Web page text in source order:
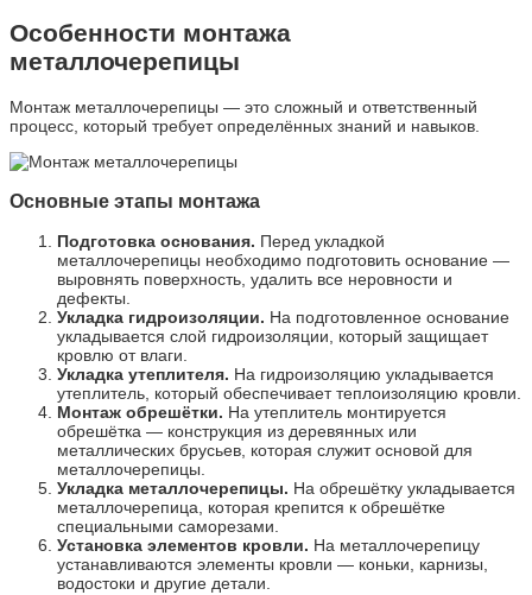
Особенности монтажа
металлочерепицы
Монтаж металлочерепицы — это сложный и ответственный
процесс, который требует определённых знаний и навыков.
Основные этапы монтажа
Подготовка основания. Перед укладкой
металлочерепицы необходимо подготовить основание —
выровнять поверхность, удалить все неровности и
дефекты.
Укладка гидроизоляции. На подготовленное основание
укладывается слой гидроизоляции, который защищает
кровлю от влаги.
Укладка утеплителя. На гидроизоляцию укладывается
утеплитель, который обеспечивает теплоизоляцию кровли.
Монтаж обрешётки. На утеплитель монтируется
обрешётка — конструкция из деревянных или
металлических брусьев, которая служит основой для
металлочерепицы.
Укладка металлочерепицы. На обрешётку укладывается
металлочерепица, которая крепится к обрешётке
специальными саморезами.
Установка элементов кровли. На металлочерепицу
устанавливаются элементы кровли — коньки, карнизы,
водостоки и другие детали.